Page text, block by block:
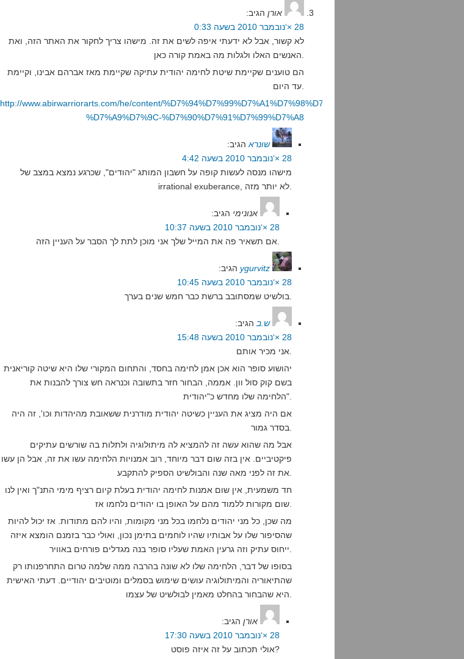
אורן הגיב:
28 ×‘נובמבר 2010 בשעה 0:33
לא קשור, אבל לא ידעתי איפה לשים את זה. מישהו צריך לחקור את האתר הזה, ואת
הם טוענים שקיימת שיטת לחימה יהודית עתיקה שקיימת מאז אברהם אבינו, וקיימת
http://www.abirwarriorarts.com/he/content/%D7%94%D7%99%D7%A1%D7%98%D7%95%D7%A8%D7%99%D7%94-
%D7%A9%D7%9C-%D7%90%D7%91%D7%99%D7%A8
שונרא הגיב:
28 ×‘נובמבר 2010 בשעה 4:42
מישהו מנסה לעשות קופה על חשבון המותג "יהודים", שכרגע נמצא במצב של
אנונימי הגיב:
28 ×‘נובמבר 2010 בשעה 10:37
ygurvitz הגיב:
28 ×‘נובמבר 2010 בשעה 10:45
ש.ב הגיב:
28 ×‘נובמבר 2010 בשעה 15:48
יהושוע סופר הוא אכן אמן לחימה בחסד, והתחום המקורי שלו היא שיטה קוריאנית
בשם קוק סול וון. אממה, הבחור חזר בתשובה וכנראה חש צורך להבנות את
הלחימה שלו מחדש כ"יהודית".
אם היה מציג את העניין כשיטה יהודית מודרנית ששאובת מהיהדות וכו', זה היה
אבל מה שהוא עשה זה להמציא לה מיתולוגיה ולתלות בה שורשים עתיקים
פיקטיביים. אין בזה שום דבר מיוחד, רוב אמנויות הלחימה עשו את זה, אבל הן עשו
חד משמעית, אין שום אמנות לחימה יהודית בעלת קיום רציף מימי התנ"ך ואין לנו
מה שכן, כל מני יהודים נלחמו בכל מני מקומות, והיו להם מתודות. אז יכול להיות
שהסיפור שלו על אבותיו שהיו לוחמים בתימן נכון, ואולי כבר בזמנם הומצא איזה
בסופו של דבר, הלחימה שלו לא שונה בהרבה ממה שלמה טרום התחרפנותו רק
שהתיאוריה והמיתולוגיה עושים שימוש בסמלים ומוטיבים יהודיים. דעתי האישית
אורן הגיב:
28 ×‘נובמבר 2010 בשעה 17:30
אולי תכתוב על זה איזה פוסט?